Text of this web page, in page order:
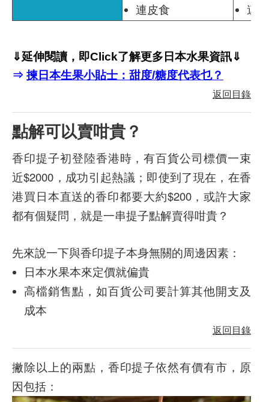
連皮食
連
⇓延伸閱讀，即Click了解更多日本水果資訊⇓
⇒ 揀日本生果小貼士：甜度/糖度代表乜？
返回目錄
點解可以賣咁貴？
香印提子初登陸香港時，有百貨公司標價一束
近$2000，成功引起熱議；即使到了現在，在香
港買日本直送的香印都要大約$200，或許大家
都有個疑問，就是一串提子點解賣得咁貴？
先來說一下與香印提子本身無關的周邊因素：
日本水果本來定價就偏貴
高檔銷售點，如百貨公司要計算其他開支及
成本
返回目錄
撇除以上的兩點，香印提子依然有價有市，原
因包括：